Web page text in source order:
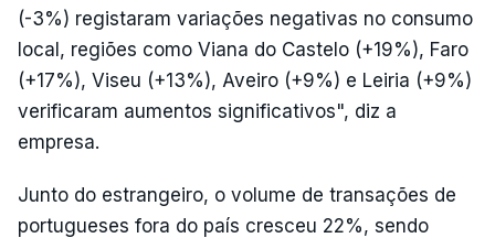
(-3%) registaram variações negativas no consumo
local, regiões como Viana do Castelo (+19%), Faro
(+17%), Viseu (+13%), Aveiro (+9%) e Leiria (+9%)
verificaram aumentos significativos", diz a
empresa.
Junto do estrangeiro, o volume de transações de
portugueses fora do país cresceu 22%, sendo